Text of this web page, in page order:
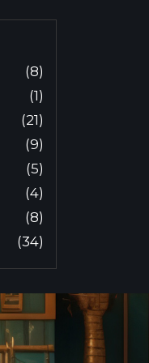
(8)
(1)
(21)
(9)
(5)
(4)
(8)
(34)